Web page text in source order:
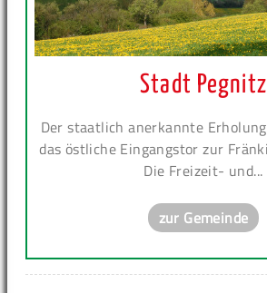
Stadt Pegnitz
Der staatlich anerkannte
das östliche Eingangstor zur
Die Freizeit- und...
zur Gemeinde